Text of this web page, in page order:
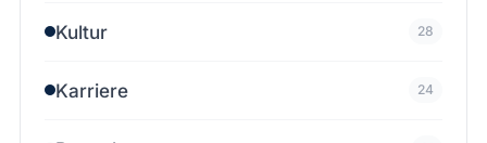
Kultur 28
Karriere 24